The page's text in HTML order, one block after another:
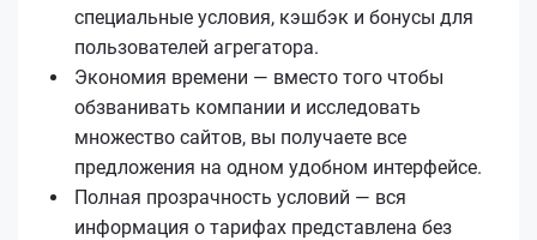
специальные условия, кэшбэк и бонусы для
пользователей агрегатора.
Экономия времени — вместо того чтобы
обзванивать компании и исследовать
множество сайтов, вы получаете все
предложения на одном удобном интерфейсе.
Полная прозрачность условий — вся
информация о тарифах представлена без